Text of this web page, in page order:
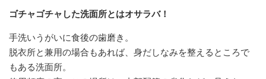
ゴチャゴチャした洗面所とはオサラバ！
手洗いうがいに食後の歯磨き。
脱衣所と兼用の場合もあれば、身だしなみを整えるところで
もある洗面所。